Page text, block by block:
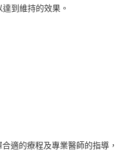
到維持的效果。
適的療程及專業醫師的指導，